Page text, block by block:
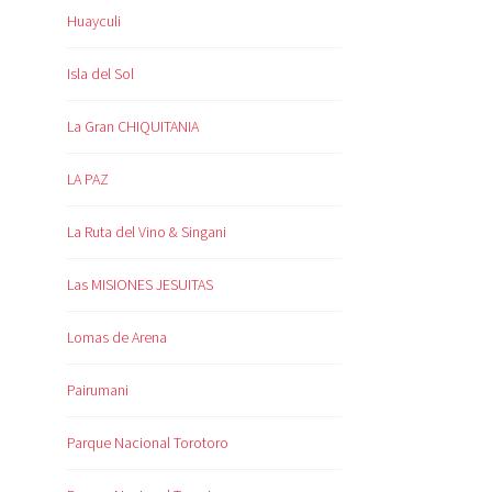
Huayculi
Isla del Sol
La Gran CHIQUITANIA
LA PAZ
La Ruta del Vino & Singani
Las MISIONES JESUITAS
Lomas de Arena
Pairumani
Parque Nacional Torotoro